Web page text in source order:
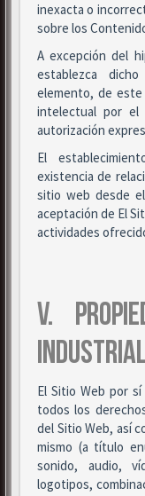
inexacta o
sobre los
A excepción del
establezca
elemento, de
intelectual por el
autorización
El
existencia de
sitio web desde
aceptación de El
actividades
V.
El Sitio Web por
todos los
del Sitio Web, así
mismo (a título
sonido, audio,
logotipos,